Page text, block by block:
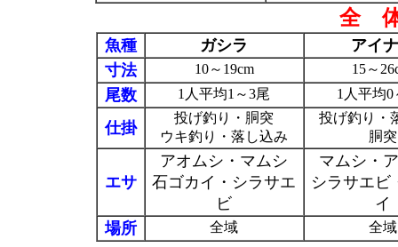
全
魚種 ガシラ
アイ
寸法
10～19cm 15～
尾数 1人平均1～3尾 1人平均0
仕掛
投げ釣り・胴突
ウキ釣り・落し込み
投げ釣り・
胴突
エサ
アオムシ・マムシ
石ゴカイ・シラサエ
ビ
マムシ・
シラサエビ
イ
場所
全域 全域